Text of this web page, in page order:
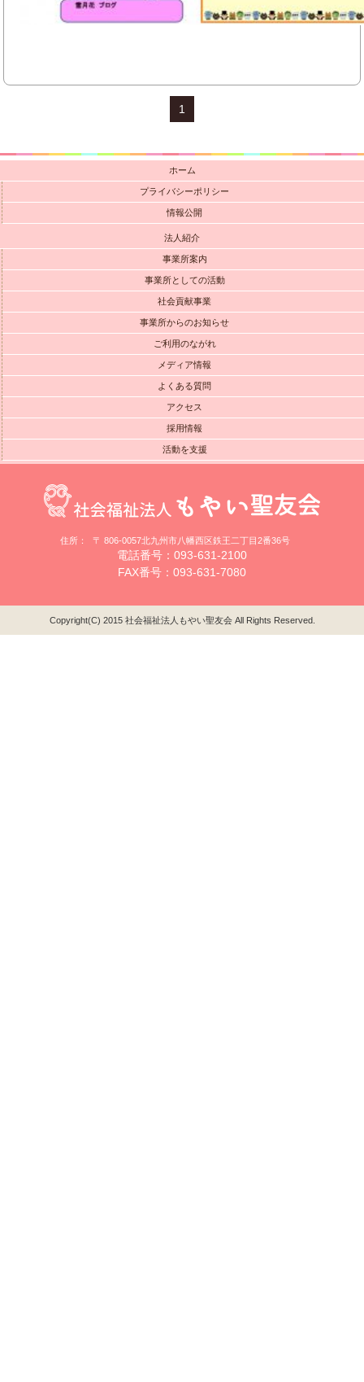
1
ホーム
プライバシーポリシー
情報公開
法人紹介
事業所案内
事業所としての活動
社会貢献事業
事業所からのお知らせ
ご利用のながれ
メディア情報
よくある質問
アクセス
採用情報
活動を支援
住所： 〒 806-0057北九州市八幡西区鉄王二丁目2番36号
電話番号：093-631-2100
FAX番号：093-631-7080
Copyright(C) 2015 社会福祉法人もやい聖友会 All Rights Reserved.